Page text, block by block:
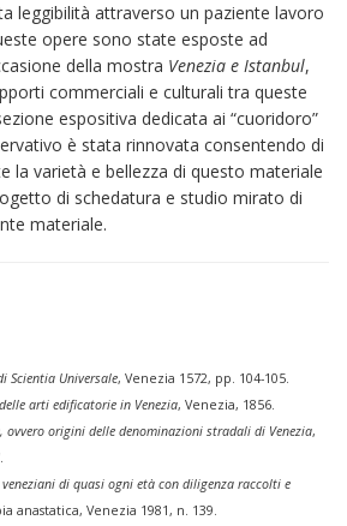
leggibilità attraverso un paziente lavoro
opere sono state esposte ad
della mostra Venezia e Istanbul,
commerciali e culturali tra queste
espositiva dedicata ai “cuoridoro”
è stata rinnovata consentendo di
la varietà e bellezza di questo materiale
di schedatura e studio mirato di
materiale.
Scientia Universale, Venezia 1572, pp. 104-105.
arti edificatorie in Venezia, Venezia, 1856.
ovvero origini delle denominazioni stradali di Venezia,
di quasi ogni età con diligenza raccolti e
anastatica, Venezia 1981, n. 139.